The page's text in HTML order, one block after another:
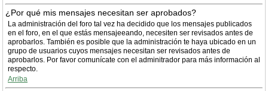
¿Por qué mis mensajes necesitan ser aprobados?
La administración del foro tal vez ha decidido que los mensajes publicados
en el foro, en el que estás mensajeeando, necesiten ser revisados antes de
aprobarlos. También es posible que la administración te haya ubicado en un
grupo de usuarios cuyos mensajes necesitan ser revisados antes de
aprobarlos. Por favor comunícate con el adminitrador para más información al
respecto.
Arriba